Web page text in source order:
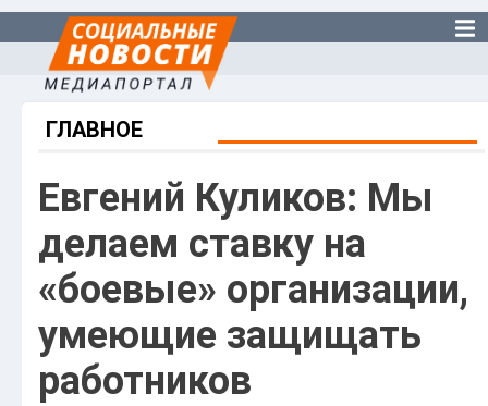
ГЛАВНОЕ
Евгений Куликов: Мы
делаем ставку на
«боевые» организации,
умеющие защищать
работников